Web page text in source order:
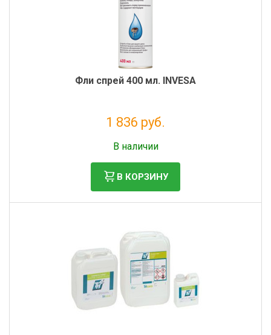
Фли спрей 400 мл. INVESA
1 836 руб.
В наличии
В КОРЗИНУ